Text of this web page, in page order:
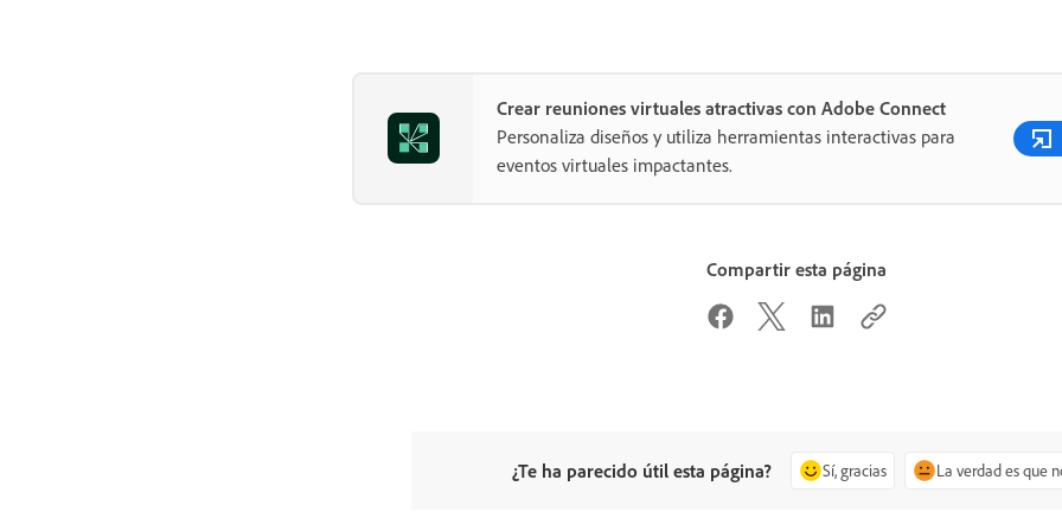
Crear reuniones virtuales atractivas con Adobe Connect
Personaliza diseños y utiliza herramientas interactivas para
eventos virtuales impactantes.
Compartir esta página
¿Te ha parecido útil esta página? Sí, gracias La verdad es que